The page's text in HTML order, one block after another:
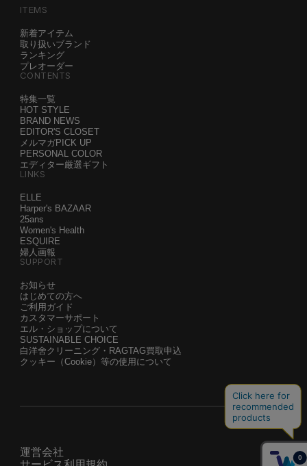
ITEMS
新着アイテム
取り扱いブランド
ランキング
プレオーダー
CONTENTS
特集一覧
HOT STYLE
BRAND NEWS
EDITOR'S CLOSET
メルマガPICK UP
PERSONAL COLOR
エディター厳選ギフト
LINKS
ELLE
Harper's BAZAAR
25ans
Women's Health
ESQUIRE
婦人画報
SUPPORT
お知らせ
はじめての方へ
ご利用ガイド
カスタマーサポート
エル・ショップについて
SUSTAINABLE CHOICE
白洋舍クリーニング・RAGTAG買取申込
クッキー（Cookie）等の使用について
運営会社